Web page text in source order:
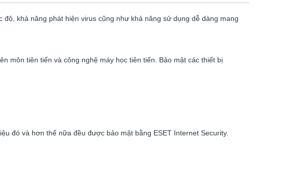
khả năng phát hiện virus cũng như khả năng sử dụng dễ dàng mang
môn tiên tiến và công nghệ máy học tiên tiến. Bảo mật các thiết bị
đó và hơn thế nữa đều được bảo mật bằng ESET Internet Security.